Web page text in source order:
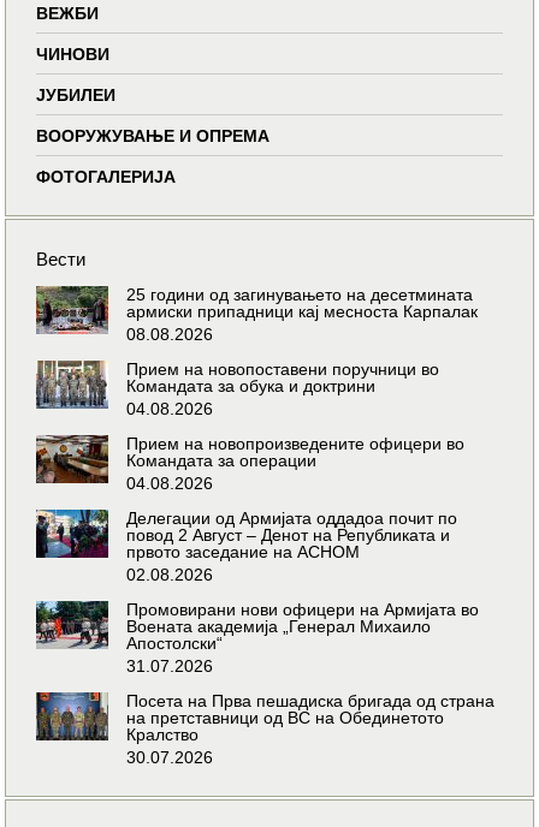
ВЕЖБИ
ЧИНОВИ
ЈУБИЛЕИ
ВООРУЖУВАЊЕ И ОПРЕМА
ФОТОГАЛЕРИЈА
Вести
25 години од загинувањето на десетмината
армиски припадници кај месноста Карпалак
08.08.2026
Прием на новопоставени поручници во
Командата за обука и доктрини
04.08.2026
Прием на новопроизведените офицери во
Командата за операции
04.08.2026
Делегации од Армијата оддадоа почит по
повод 2 Август – Денот на Републиката и
првото заседание на АСНОМ
02.08.2026
Промовирани нови офицери на Армијата во
Воената академија „Генерал Михаило
Апостолски“
31.07.2026
Посета на Прва пешадиска бригада од страна
на претставници од ВС на Обединетото
Кралство
30.07.2026